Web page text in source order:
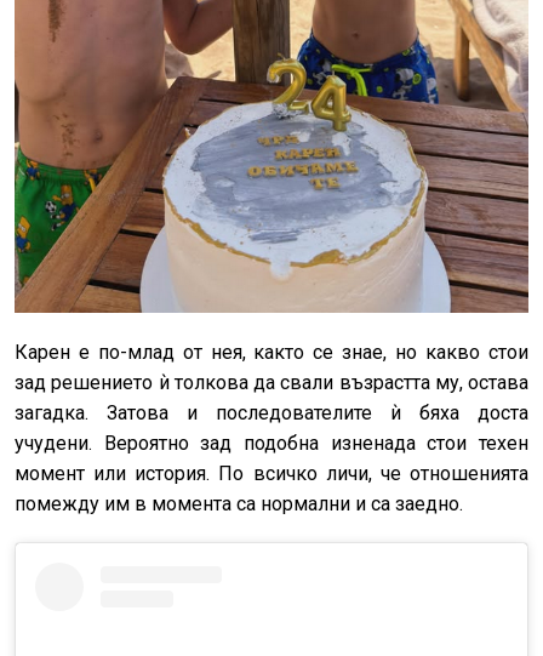
Карен е по-млад от нея, както се знае, но какво стои
зад решението ѝ толкова да свали възрастта му, остава
загадка. Затова и последователите ѝ бяха доста
учудени. Вероятно зад подобна изненада стои техен
момент или история. По всичко личи, че отношенията
помежду им в момента са нормални и са заедно.